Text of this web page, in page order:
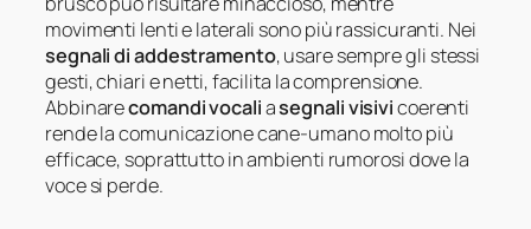
movimenti lenti e laterali sono più rassicuranti. Nei
segnali di addestramento, usare sempre gli stessi
gesti, chiari e netti, facilita la comprensione.
Abbinarecomandi vocaliasegnali visivicoerenti
rende la comunicazione cane-umano molto più
efficace, soprattutto in ambienti rumorosi dove la
voce si perde.